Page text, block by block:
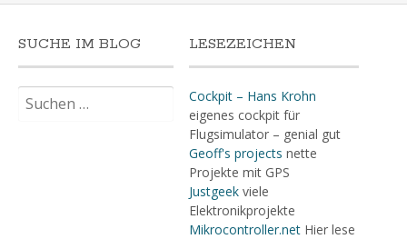
SUCHE IM BLOG
nach:
LESEZEICHEN
Cockpit – Hans Krohn
eigenes cockpit für
Flugsimulator – genial gut
Geoff's projects nette
Projekte mit GPS
Justgeekviele
Elektronikprojekte
Mikrocontroller.netHier lese